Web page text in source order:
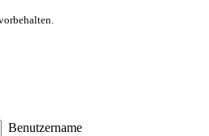
Benutzername